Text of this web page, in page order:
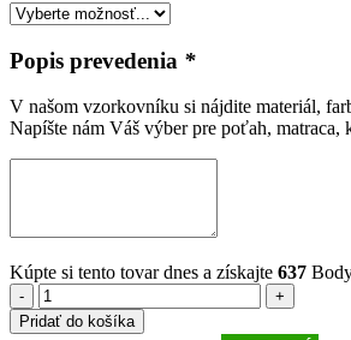
Popis prevedenia *
V našom vzorkovníku si nájdite materiál,
Napíšte nám Váš výber pre poťah, matraca,
Kúpte si tento tovar dnes a získajte 637
množstvo
Pula
Pridať do košíka